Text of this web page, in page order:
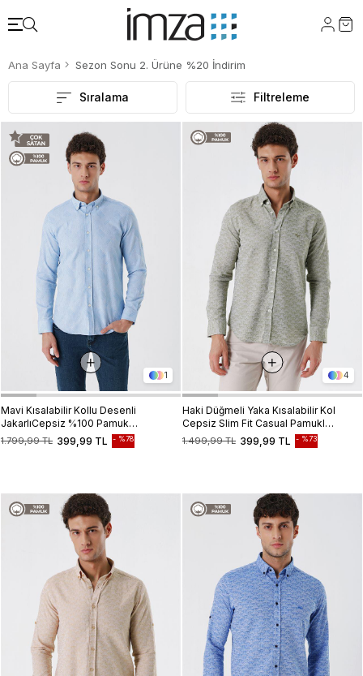
Ana Sayfa Sezon Sonu 2. Ürüne %20 İndirim
Filtreleme
Sıralama
1
Mavi Kısalabilir Kollu Desenli
JakarlıCepsiz %100 Pamuk
Casual Slim Fit Gömlek
1004230182
399,99 TL
1.799,99 TL %78
4
Haki Düğmeli Yaka Kısalabilir Kol
Cepsiz Slim Fit Casual Pamuklu
Gömlek 1004230181
399,99 TL
1.499,99 TL %73